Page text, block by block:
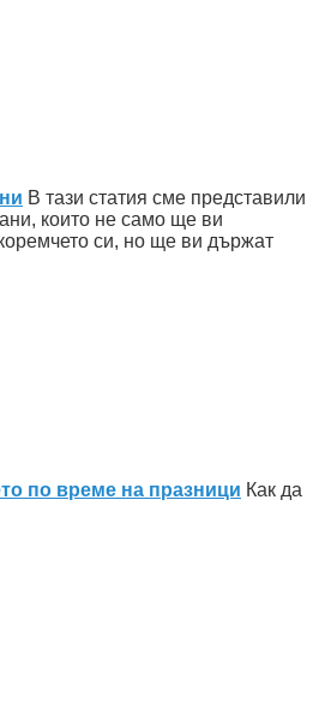
В тази статия сме представили
които не само ще ви
си, но ще ви държат
по време на празници Как да